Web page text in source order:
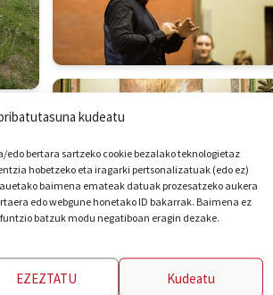
kudeatu
bertara sartzeko cookie bezalako teknologietaz
hobetzeko eta iragarki pertsonalizatuak (edo ez)
baimena emateak datuak prozesatzeko aukera
edo webgune honetako ID bakarrak. Baimena ez
batzuk modu negatiboan eragin dezake.
EZEZTATU Kudeatu